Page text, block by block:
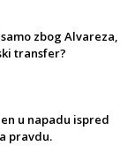
zbog Alvareza,
transfer?
u napadu ispred
pravdu.